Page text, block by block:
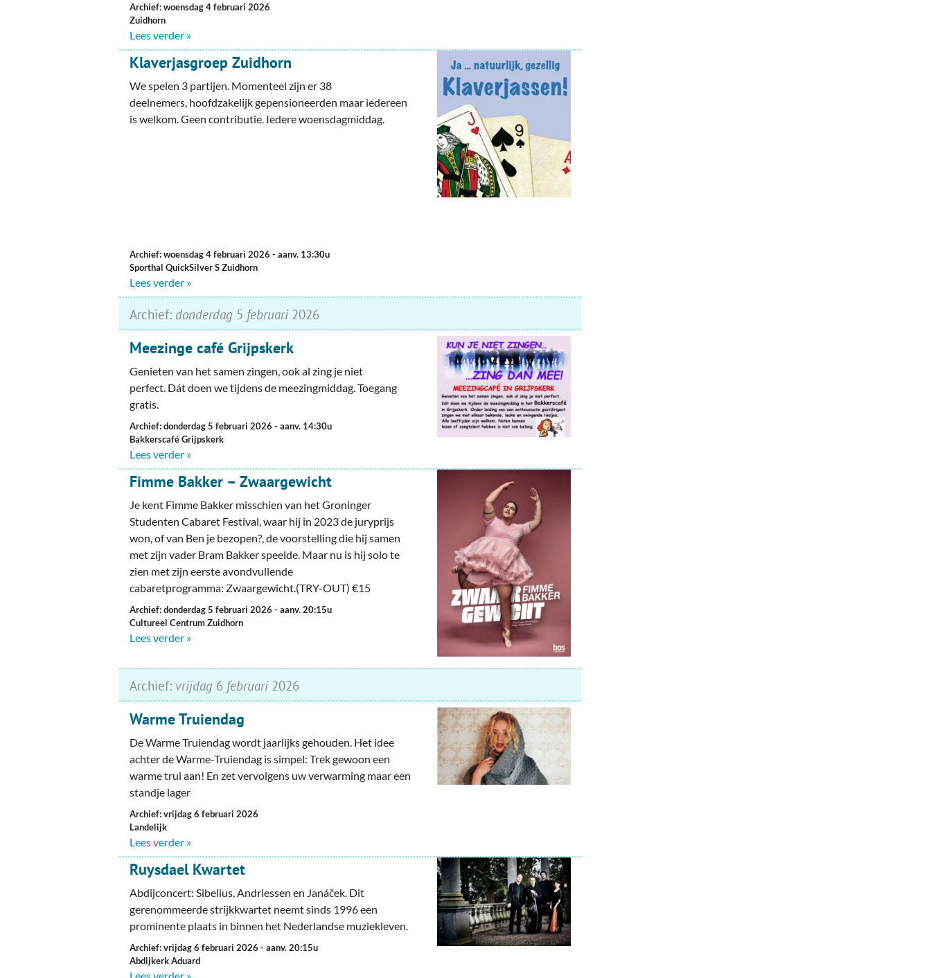
Archief: woensdag 4 februari 2026
Zuidhorn
Lees verder »
Klaverjasgroep Zuidhorn
We spelen 3 partijen. Momenteel zijn er 38
deelnemers, hoofdzakelijk gepensioneerden maar iedereen
is welkom. Geen contributie. Iedere woensdagmiddag.
Archief: woensdag 4 februari 2026- aanv. 13:30u
Sporthal QuickSilver S Zuidhorn
Lees verder »
Archief: donderdag 5 februari2026
Meezinge café Grijpskerk
Genieten van het samen zingen, ook al zing je niet
perfect. Dát doen we tijdens de meezingmiddag. Toegang
gratis.
Archief: donderdag 5 februari 2026- aanv. 14:30u
Bakkerscafé Grijpskerk
Lees verder »
Fimme Bakker – Zwaargewicht
Je kent Fimme Bakker misschien van het Groninger
Studenten Cabaret Festival, waar hij in 2023 de juryprijs
won, of van Ben je bezopen?, de voorstelling die hij samen
met zijn vader Bram Bakker speelde. Maar nu is hij solo te
zien met zijn eerste avondvullende
cabaretprogramma: Zwaargewicht.(TRY-OUT) €15
Archief: donderdag 5 februari 2026- aanv. 20:15u
Cultureel Centrum Zuidhorn
Lees verder »
Archief: vrijdag 6 februari2026
Warme Truiendag
De Warme Truiendag wordt jaarlijks gehouden. Het idee
achter de Warme-Truiendag is simpel: Trek gewoon een
warme trui aan! En zet vervolgens uw verwarming maar een
standje lager
Archief: vrijdag 6 februari 2026
Landelijk
Lees verder »
Ruysdael Kwartet
Abdijconcert: Sibelius, Andriessen en Janáček. Dit
gerenommeerde strijkkwartet neemt sinds 1996 een
prominente plaats in binnen het Nederlandse muziekleven.
Archief: vrijdag 6 februari 2026- aanv. 20:15u
Abdijkerk Aduard